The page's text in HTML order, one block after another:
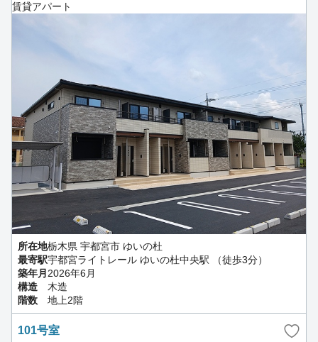
賃貸アパート
所在地栃木県 宇都宮市 ゆいの杜
最寄駅宇都宮ライトレール ゆいの杜中央駅 （徒歩3分）
築年月2026年6月
構造
木造
階数
地上2階
101号室